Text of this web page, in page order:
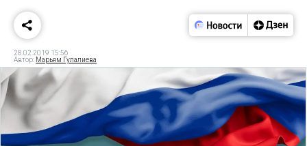
28.02.2019 15:56
Автор: Марьям Гулалиева